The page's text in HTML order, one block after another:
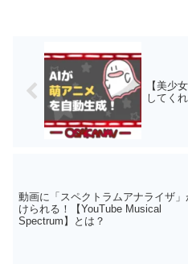
【美少
してく
動画に「スペクトラムアナライザ」
けられる！【YouTube Musical
Spectrum】とは？